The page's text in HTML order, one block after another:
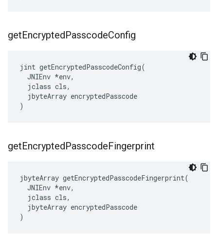
getEncryptedPasscodeConfig
jint getEncryptedPasscodeConfig(
  JNIEnv *env,
  jclass cls,
  jbyteArray encryptedPasscode
)
getEncryptedPasscodeFingerprint
jbyteArray getEncryptedPasscodeFingerprint(
  JNIEnv *env,
  jclass cls,
  jbyteArray encryptedPasscode
)